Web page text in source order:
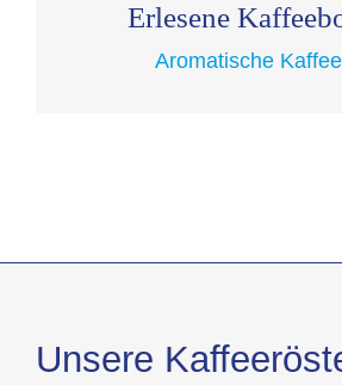
Erlesene
Aromatische
Unsere